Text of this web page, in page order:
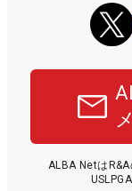
ALBA Netは